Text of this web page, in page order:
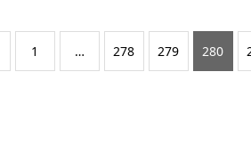
1 … 278 279 280